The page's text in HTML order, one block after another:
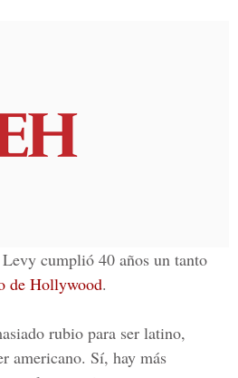
cumplió 40 años un tanto
de Hollywood.
rubio para ser latino,
americano. Sí, hay más